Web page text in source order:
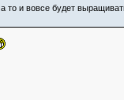
то и вовсе будет